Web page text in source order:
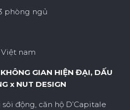
phòng ngủ
Việt nam
KHÔNG GIAN HIỆN ĐẠI, DẤU
x NUT DESIGN
động, căn hộ D’Capitale